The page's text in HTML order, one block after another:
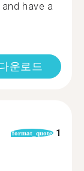
have a
운로드
format_quote 1